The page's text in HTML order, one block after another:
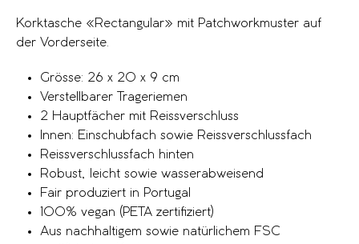
Korktasche «Rectangular» mit Patchworkmuster auf
der Vorderseite.
Grösse: 26 x 20 x 9 cm
Verstellbarer Trageriemen
2 Hauptfächer mit Reissverschluss
Innen: Einschubfach sowie Reissverschlussfach
Reissverschlussfach hinten
Robust, leicht sowie wasserabweisend
Fair produziert in Portugal
100% vegan (PETA zertifiziert)
Aus nachhaltigem sowie natürlichem FSC